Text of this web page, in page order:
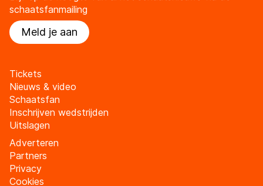
schaatsfanmailing
Meld je aan
Tickets
Nieuws & video
Schaatsfan
Inschrijven wedstrijden
Uitslagen
Adverteren
Partners
Privacy
Cookies